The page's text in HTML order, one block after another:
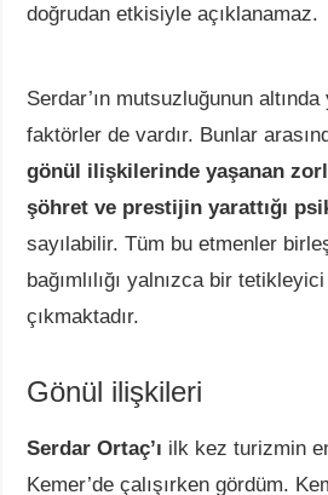
doğrudan etkisiyle açıklanamaz.
Serdar’ın mutsuzluğunun
faktörler de vardır. Bunlar
gönül ilişkilerinde yaşanan
şöhret ve prestijin yarattığı
sayılabilir. Tüm bu etmenler
bağımlılığı yalnızca bir
çıkmaktadır.
Gönül ilişkileri
Serdar Ortaç’ı ilk kez turizmin
Kemer’de çalışırken gördüm.